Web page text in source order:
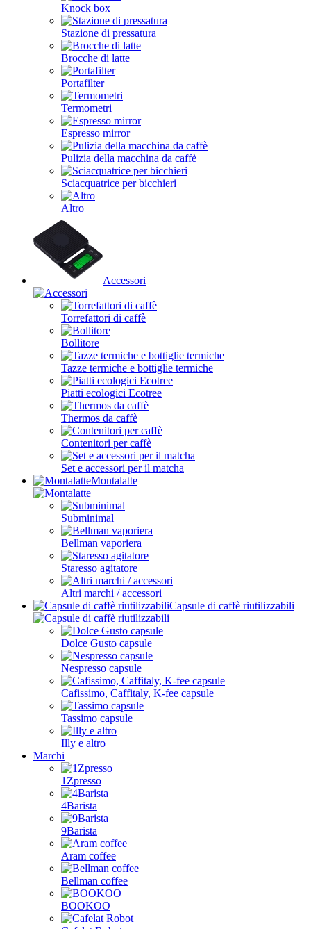
Knock box
Stazione di pressatura
Brocche di latte
Portafilter
Termometri
Espresso mirror
Pulizia della macchina da caffè
Sciacquatrice per bicchieri
Altro
Accessori
Torrefattori di caffè
Bollitore
Tazze termiche e bottiglie termiche
Piatti ecologici Ecotree
Thermos da caffè
Contenitori per caffè
Set e accessori per il matcha
Montalatte
Subminimal
Bellman vaporiera
Staresso agitatore
Altri marchi / accessori
Capsule di caffè riutilizzabili
Dolce Gusto capsule
Nespresso capsule
Cafissimo, Caffitaly, K-fee capsule
Tassimo capsule
Illy e altro
Marchi
1Zpresso
4Barista
9Barista
Aram coffee
Bellman coffee
BOOKOO